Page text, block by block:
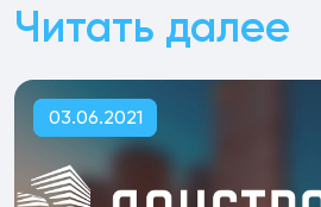
Читать далее
03.06.2021